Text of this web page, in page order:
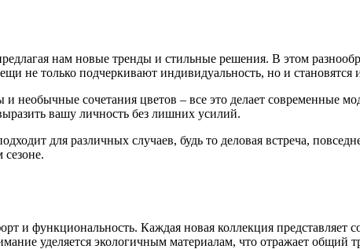
нам новые тренды и стильные решения. В этом
не только подчеркивают индивидуальность, но и становятся
необычные сочетания цветов – все это делает современные
вашу личность без лишних усилий.
для различных случаев, будь то деловая встреча,
и функциональность. Каждая новая коллекция
уделяется экологичным материалам, что отражает общий